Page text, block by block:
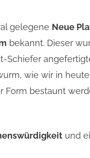
gelegene Neue
bekannt. Dieser
Schiefer
wie wir in
bestaunt
und